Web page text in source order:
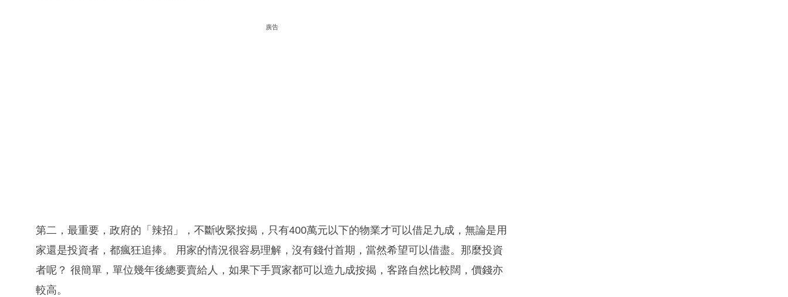
廣告
第二，最重要，政府的「辣招」，不斷收緊按揭，只有400萬元以下的物業才可以借足九成，無論是用
家還是投資者，都瘋狂追捧。 用家的情況很容易理解，沒有錢付首期，當然希望可以借盡。那麼投資
者呢？ 很簡單，單位幾年後總要賣給人，如果下手買家都可以造九成按揭，客路自然比較闊，價錢亦
較高。